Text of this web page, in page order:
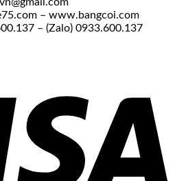
– www.bangcoi.com
– (Zalo) 0933.600.137